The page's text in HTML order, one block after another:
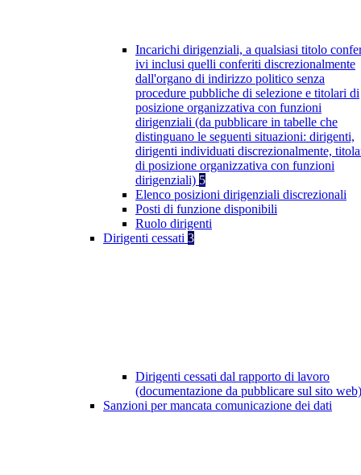
Incarichi dirigenziali, a qualsiasi titolo
ivi inclusi quelli conferiti discrezionalmente
dall'organo di indirizzo politico senza
procedure pubbliche di selezione e titolari di
posizione organizzativa con funzioni
dirigenziali (da pubblicare in tabelle che
distinguano le seguenti situazioni: dirigenti,
dirigenti individuati discrezionalmente,
di posizione organizzativa con funzioni
dirigenziali) 5
Elenco posizioni dirigenziali discrezionali
Posti di funzione disponibili
Ruolo dirigenti
Dirigenti cessati 3
Dirigenti cessati dal rapporto di lavoro
(documentazione da pubblicare sul sito
Sanzioni per mancata comunicazione dei dati